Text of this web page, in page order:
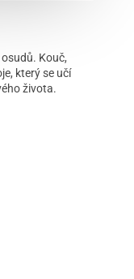
Kouč,
který se učí
života.